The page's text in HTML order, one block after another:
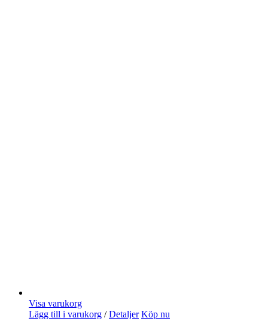
Visa varukorg
Lägg till i varukorg / Detaljer Köp nu